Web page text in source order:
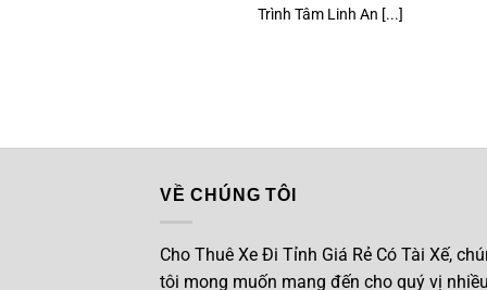
Trình Tâm Linh An [...]
VỀ CHÚNG TÔI
Cho Thuê Xe Đi Tỉnh Giá Rẻ Có Tài Xế,
tôi mong muốn mang đến cho quý vị nhiều